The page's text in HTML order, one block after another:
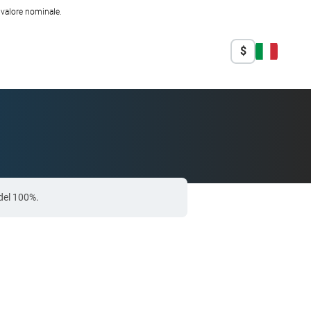
nominale.
$
100%.